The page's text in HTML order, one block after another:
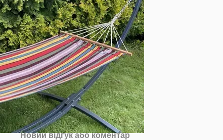
Новий відгук або коментар